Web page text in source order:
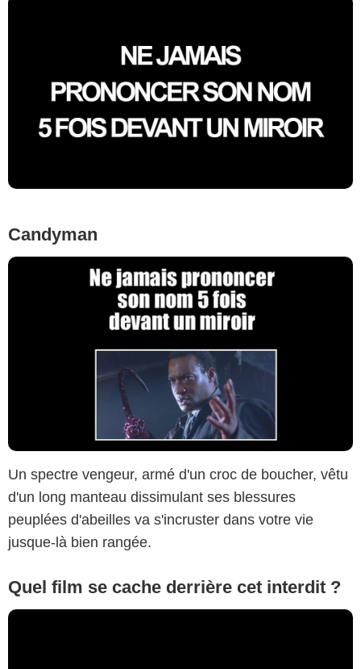
Candyman
Un spectre vengeur, armé d'un croc de boucher, vêtu
d'un long manteau dissimulant ses blessures
peuplées d'abeilles va s'incruster dans votre vie
jusque-là bien rangée.
Quel film se cache derrière cet interdit ?